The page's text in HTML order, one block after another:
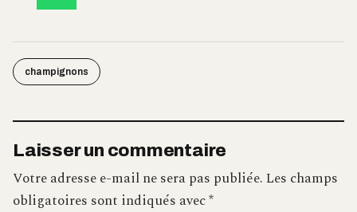
champignons
Laisser un commentaire
Votre adresse e-mail ne sera pas publiée.Les champs
obligatoires sont indiqués avec*